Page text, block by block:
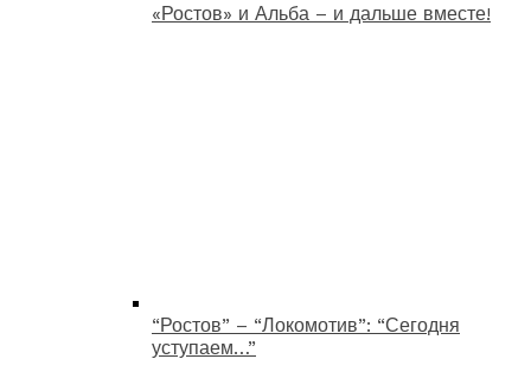
«Ростов» и Альба – и дальше вместе!
“Ростов” – “Локомотив”: “Сегодня
уступаем…”